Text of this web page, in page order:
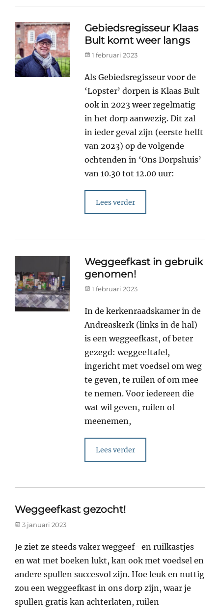
Gebiedsregisseur Klaas
Bult komt weer langs
Posted
1 februari 2023
Als Gebiedsregisseur voor de
‘Lopster’ dorpen is Klaas Bult
ook in 2023 weer regelmatig
in het dorp aanwezig. Dit zal
in ieder geval zijn (eerste helft
van 2023) op de volgende
ochtenden in ‘Ons Dorpshuis’
van 10.30 tot 12.00 uur:
Lees verder
Weggeefkast in gebruik
genomen!
Posted
1 februari 2023
In de kerkenraadskamer in de
Andreaskerk (links in de hal)
is een weggeefkast, of beter
gezegd: weggeeftafel,
ingericht met voedsel om weg
te geven, te ruilen of om mee
te nemen. Voor iedereen die
wat wil geven, ruilen of
meenemen,
Lees verder
Weggeefkast gezocht!
Posted
3 januari 2023
Je ziet ze steeds vaker weggeef- en ruilkastjes
en wat met boeken lukt, kan ook met voedsel en
andere spullen succesvol zijn. Hoe leuk en nuttig
zou een weggeefkast in ons dorp zijn, waar je
spullen gratis kan achterlaten, ruilen